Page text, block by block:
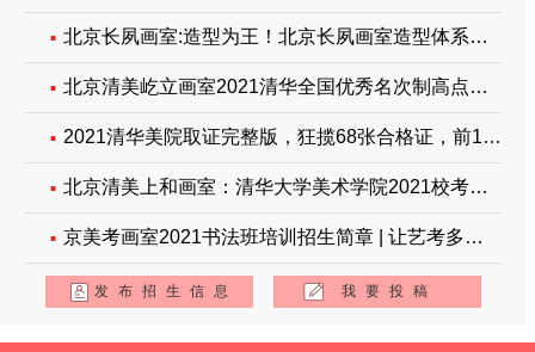
北京长夙画室:造型为王！北京长夙画室造型体系招生简章
北京清美屹立画室2021清华全国优秀名次制高点！三状元、七榜眼、两探花！考清华来屹立！
2021清华美院取证完整版，狂揽68张合格证，前10占3！前30名占6人！
北京清美上和画室：清华大学美术学院2021校考成绩十全十美
京美考画室2021书法班培训招生简章 | 让艺考多一种选择！
发布招生信息 我要投稿